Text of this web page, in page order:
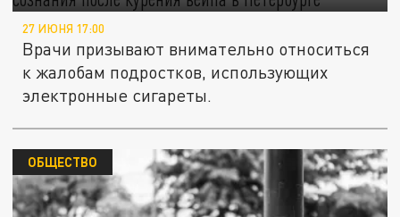
27 ИЮНЯ 17:00
Врачи призывают внимательно относиться
к жалобам подростков, использующих
электронные сигареты.
ОБЩЕСТВО